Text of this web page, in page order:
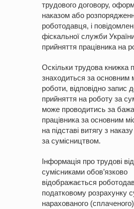
трудового договору,
наказом або
роботодавця, і
фіскальної служби
прийняття працівника на
Оскільки трудова книжка
знаходиться за основним
роботи, відповідно запис
прийняття на роботу за
може проводитись за
працівника за основним
на підставі витягу з
за сумісництвом.
Інформація про трудові
сумісниками обов’язково
відображається
податковому розрахунку
нарахованого